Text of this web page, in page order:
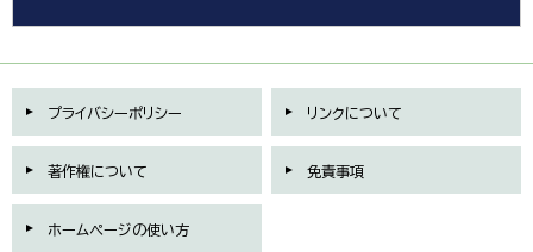
プライバシーポリシー リンクについて
著作権について 免責事項
ホームページの使い方